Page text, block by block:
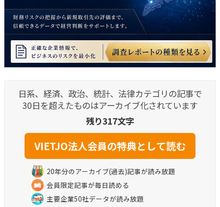
日系、経済、政治、統計、法律カテゴリの記事で
30日を超えたものはアーカイブ化されています
残り317文字
20年分のアーカイブ(過去)記事が読み放題
会員限定記事が毎日読める
主要企業50社データが読み放題